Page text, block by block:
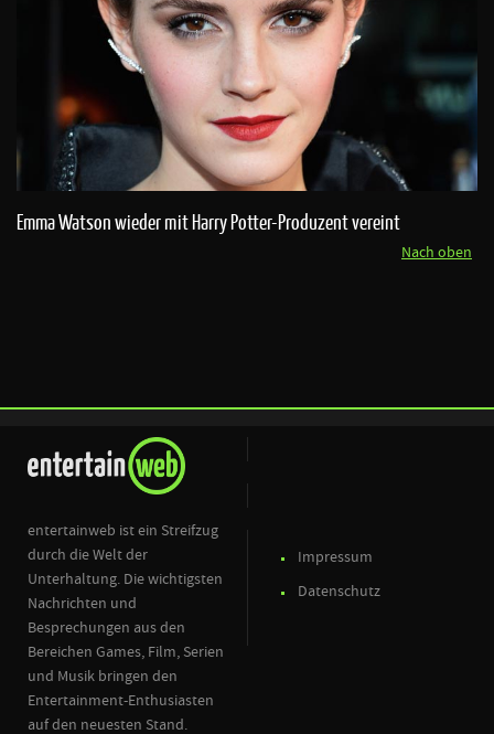
Emma Watson wieder mit Harry Potter-Produzent vereint
Nach oben
entertainweb ist ein Streifzug
durch die Welt der
Unterhaltung. Die wichtigsten
Nachrichten und
Besprechungen aus den
Bereichen Games, Film, Serien
und Musik bringen den
Entertainment-Enthusiasten
auf den neuesten Stand.
Impressum
Datenschutz